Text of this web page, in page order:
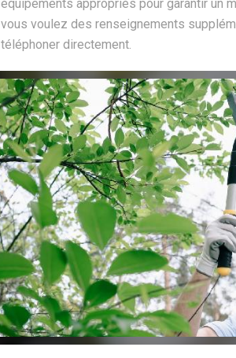
équipements appropriés pour garantir un
vous voulez des renseignements
téléphoner directement.